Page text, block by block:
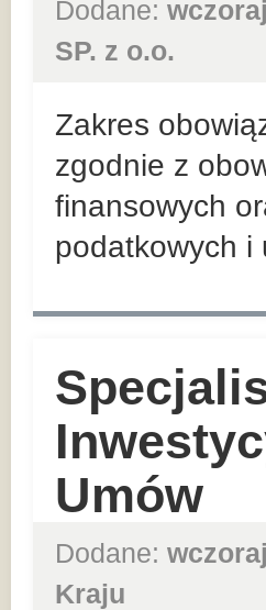
Dodane: wczoraj
SP. z o.o.
Zakres
zgodnie z
finansowych
podatkowych i
Umów
Dodane: wczoraj
Kraju